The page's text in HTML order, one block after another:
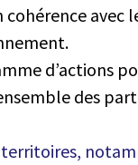
cohérence
d’actions
des